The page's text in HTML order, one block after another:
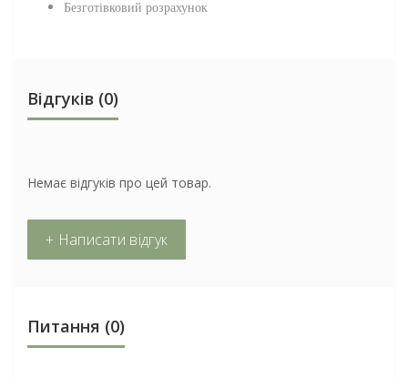
Безготівковий розрахунок
Відгуків (0)
Немає відгуків про цей товар.
+ Написати відгук
Питання (0)